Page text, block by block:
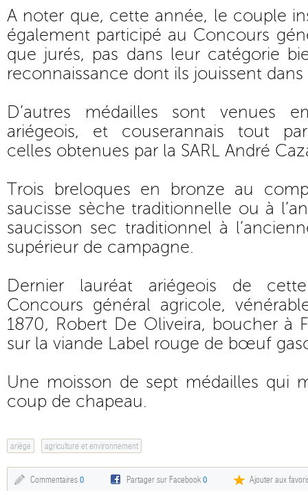
A noter que, cette année, le couple
également participé au Concours
que jurés, pas dans leur catégorie
reconnaissance dont ils jouissent
D’autres médailles sont venues
ariégeois, et couserannais tout
celles obtenues par la SARL André
Trois breloques en bronze au
saucisse sèche traditionnelle ou à
saucisson sec traditionnel à
supérieur de campagne.
Dernier lauréat ariégeois de
Concours général agricole,
1870, Robert De Oliveira, boucher à
sur la viande Label rouge de bœuf
Une moisson de sept médailles qui
coup de chapeau.
ariège agriculture et environnement
Commentaires 0 Partager sur Facebook0 Ajouter aux